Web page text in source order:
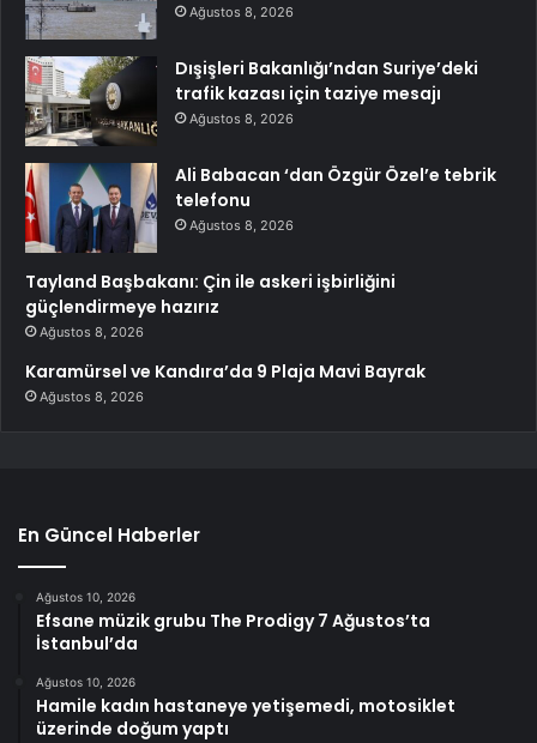
Ağustos 8, 2026
Dışişleri Bakanlığı’ndan Suriye’deki
trafik kazası için taziye mesajı
Ağustos 8, 2026
Ali Babacan ‘dan Özgür Özel’e tebrik
telefonu
Ağustos 8, 2026
Tayland Başbakanı: Çin ile askeri işbirliğini
güçlendirmeye hazırız
Ağustos 8, 2026
Karamürsel ve Kandıra’da 9 Plaja Mavi Bayrak
Ağustos 8, 2026
En Güncel Haberler
Ağustos 10, 2026
Efsane müzik grubu The Prodigy 7 Ağustos’ta
İstanbul’da
Ağustos 10, 2026
Hamile kadın hastaneye yetişemedi, motosiklet
üzerinde doğum yaptı